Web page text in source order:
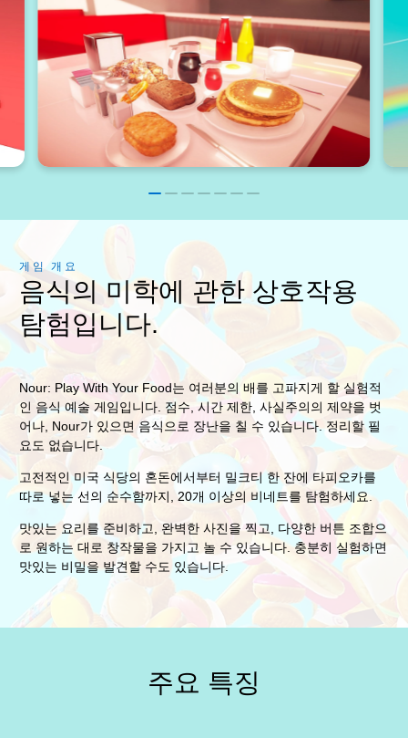
게임 개요
음식의 미학에 관한 상호작용
탐험입니다.
Nour: Play With Your Food는 여러분의 배를 고파지게 할 실험적
인 음식 예술 게임입니다. 점수, 시간 제한, 사실주의의 제약을 벗
어나, Nour가 있으면 음식으로 장난을 칠 수 있습니다. 정리할 필
요도 없습니다.
고전적인 미국 식당의 혼돈에서부터 밀크티 한 잔에 타피오카를
따로 넣는 선의 순수함까지, 20개 이상의 비네트를 탐험하세요.
맛있는 요리를 준비하고, 완벽한 사진을 찍고, 다양한 버튼 조합으
로 원하는 대로 창작물을 가지고 놀 수 있습니다. 충분히 실험하면
맛있는 비밀을 발견할 수도 있습니다.
주요 특징